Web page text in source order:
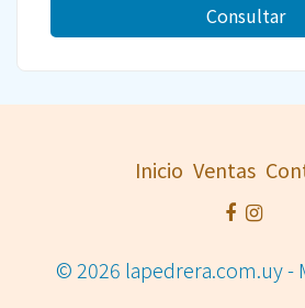
Consultar
Inicio Ventas
© 2026 lapedrera.com.uy -